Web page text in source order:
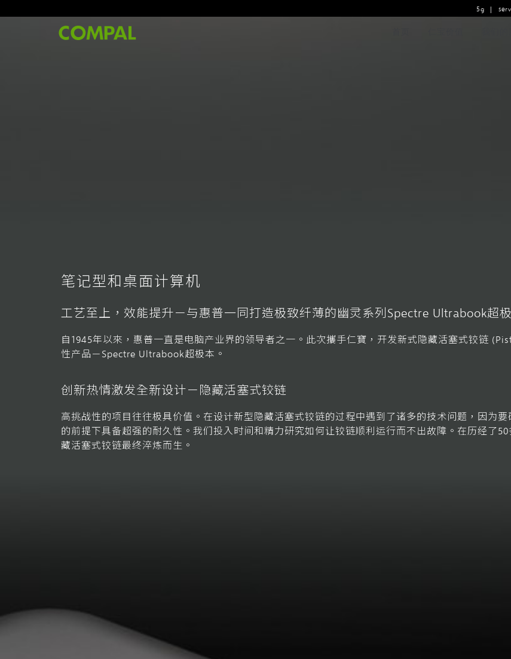
5g |
笔记型和桌面计算机
工艺至上，效能提升－与惠普一同打造极致纤薄的幽灵系列Spectre Ultrabook超
自1945年以來，惠普一直是电脑产业界的领导者之一。此次攜手仁寶，开发新式隐藏活塞式铰链
性产品－Spectre Ultrabook超极本。
创新热情激发全新设计－隐藏活塞式铰链
高挑战性的项目往往极具价值。在设计新型隐藏活塞式铰链的过程中遇到了诸多的技术问题，因为
的前提下具备超强的耐久性。我们投入时间和精力研究如何让铰链顺利运行而不出故障。在历经了
藏活塞式铰链最终淬炼而生。